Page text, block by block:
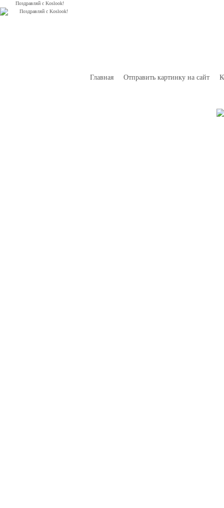
Поздравляй с Koslook!
Главная Отправить картинку на сайт